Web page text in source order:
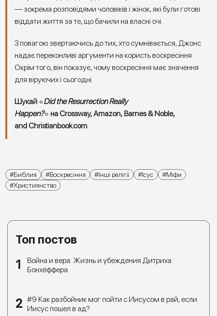
— зокрема розповідями чоловіків і жінок, які були готові
віддати життя за те, що бачили на власні очі.
З повагою звертаючись до тих, хто сумнівається, Джонс
надає переконливі аргументи на користь воскресіння.
Окрім того, він показує, чому воскресіння має значення
для віруючих і сьогодні.
Шукай «Did the Resurrection Really
Happen?» на Crossway,Amazon, Barnes & Noble,
and Christianbook.com.
Библия Воскресіння Інші релігії Ісус
Міфи
Християнство
Топ постов
Война и вера: Жизнь и убеждения Дитриха
Бонхёффера
#9 Как разбойник мог пойти с Иисусом в рай, если
Иисус пошел в ад?